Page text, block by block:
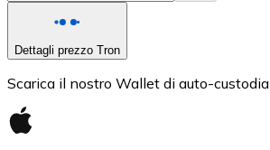
Dettagli prezzo Tron
Scarica il nostro Wallet di auto-custodia